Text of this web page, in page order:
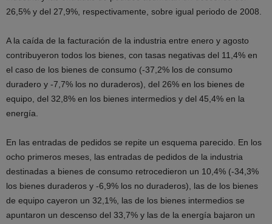
26,5% y del 27,9%, respectivamente, sobre igual periodo de 2008.
A la caída de la facturación de la industria entre enero y agosto
contribuyeron todos los bienes, con tasas negativas del 11,4% en
el caso de los bienes de consumo (-37,2% los de consumo
duradero y -7,7% los no duraderos), del 26% en los bienes de
equipo, del 32,8% en los bienes intermedios y del 45,4% en la
energía.
En las entradas de pedidos se repite un esquema parecido. En los
ocho primeros meses, las entradas de pedidos de la industria
destinadas a bienes de consumo retrocedieron un 10,4% (-34,3%
los bienes duraderos y -6,9% los no duraderos), las de los bienes
de equipo cayeron un 32,1%, las de los bienes intermedios se
apuntaron un descenso del 33,7% y las de la energía bajaron un